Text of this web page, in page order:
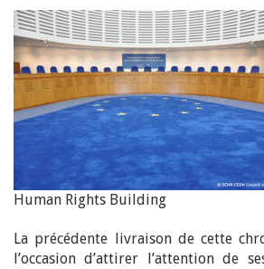
Human Rights Building
La précédente livraison de cette
l’occasion d’attirer l’attention de